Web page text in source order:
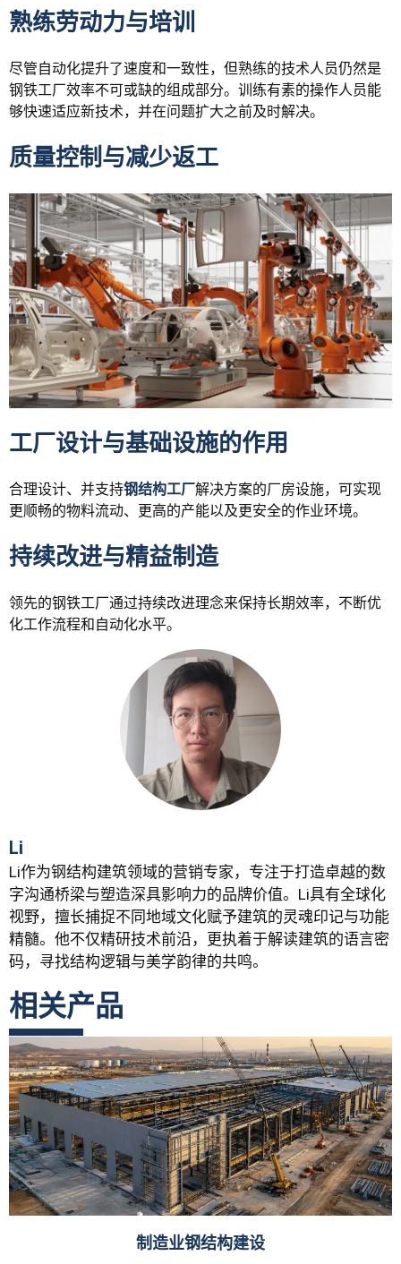
熟练劳动力与培训
尽管自动化提升了速度和一致性，但熟练的技术人员仍然是
钢铁工厂效率不可或缺的组成部分。训练有素的操作人员能
够快速适应新技术，并在问题扩大之前及时解决。
质量控制与减少返工
工厂设计与基础设施的作用
合理设计、并支持钢结构工厂解决方案的厂房设施，可实现
更顺畅的物料流动、更高的产能以及更安全的作业环境。
持续改进与精益制造
领先的钢铁工厂通过持续改进理念来保持长期效率，不断优
化工作流程和自动化水平。
Li
Li作为钢结构建筑领域的营销专家，专注于打造卓越的数
字沟通桥梁与塑造深具影响力的品牌价值。Li具有全球化
视野，擅长捕捉不同地域文化赋予建筑的灵魂印记与功能
精髓。他不仅精研技术前沿，更执着于解读建筑的语言密
码，寻找结构逻辑与美学韵律的共鸣。
相关产品
制造业钢结构建设